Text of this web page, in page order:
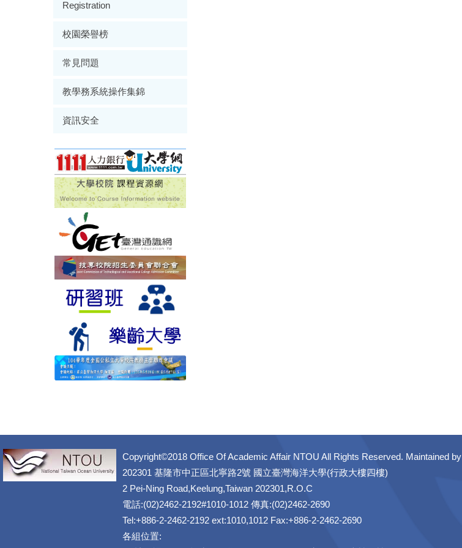
Registration
校園榮譽榜
常見問題
教學務系統操作集錦
資訊安全
Copyright©2018 Office Of Academic Affair NTOU All Rights Reserved. Maintained by
202301 基隆市中正區北寧路2號 國立臺灣海洋大學(行政大樓四樓)
2 Pei-Ning Road,Keelung,Taiwan 202301,R.O.C
電話:(02)2462-2192#1010-1012 傳真:(02)2462-2690
Tel:+886-2-2462-2192 ext:1010,1012 Fax:+886-2-2462-2690
各組位置: